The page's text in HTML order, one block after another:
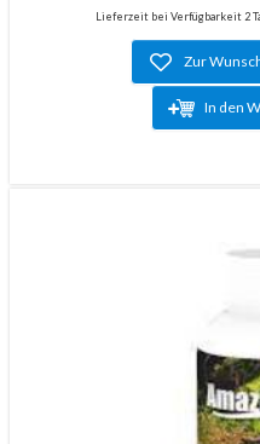
Lieferzeit bei Verfügbarkeit 2
Zur
In den